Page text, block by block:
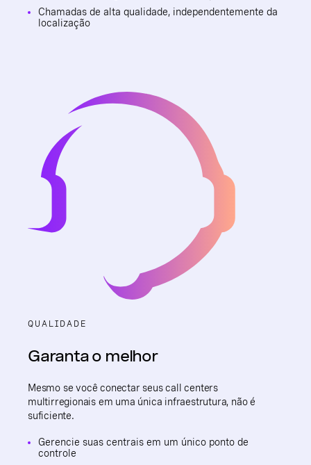
Chamadas de alta qualidade, independentemente da
localização
QUALIDADE
Garanta o melhor
Mesmo se você conectar seus call centers
multirregionais em uma única infraestrutura, não é
suficiente.
Gerencie suas centrais em um único ponto de
controle